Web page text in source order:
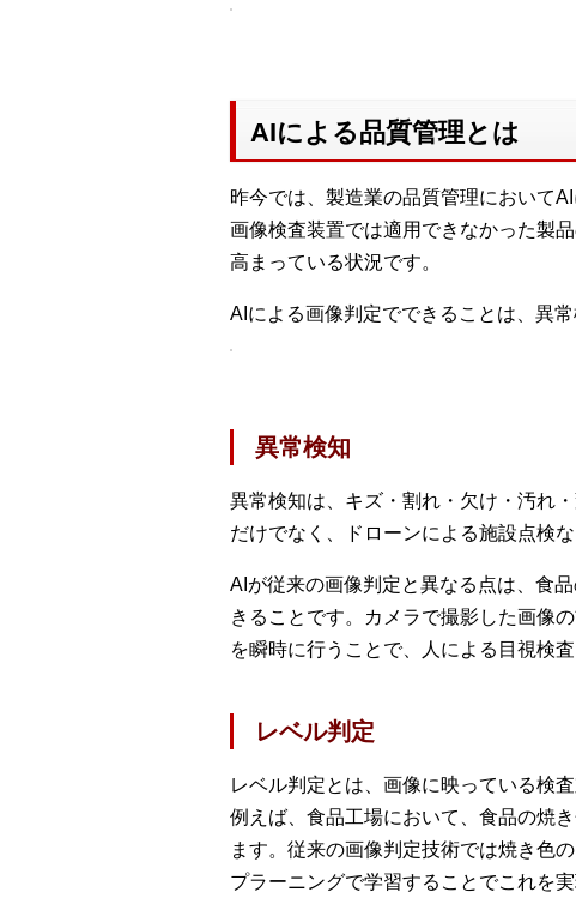
AIによる品質管理とは
昨今では、製造業の品質管理において
画像検査装置では適用できなかった製
高まっている状況です。
AIによる画像判定でできることは、異
異常検知
異常検知は、キズ・割れ・欠け・汚れ
だけでなく、ドローンによる施設点検
AIが従来の画像判定と異なる点は、食
きることです。カメラで撮影した画像
を瞬時に行うことで、人による目視検
レベル判定
レベル判定とは、画像に映っている検
例えば、食品工場において、食品の焼
ます。従来の画像判定技術では焼き色
プラーニングで学習することでこれを実